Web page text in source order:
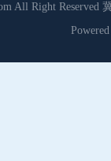
All Right Reserved